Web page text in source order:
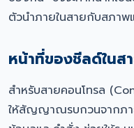
ตัวนำภายในสายกับสภา
หน้าที่ของชีลด์ในส
สำหรับสายคอนโทรล
ให้สัญญาณรบกวนจากภา